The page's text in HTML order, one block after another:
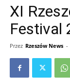
XI
Festival
Przez Rzeszów News -